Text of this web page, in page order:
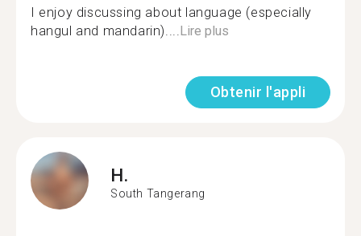
I enjoy discussing about language (especially
hangul and mandarin)....Lire plus
Obtenir l'appli
H.
South Tangerang